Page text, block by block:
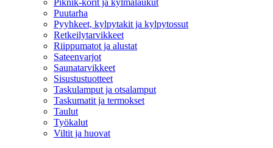
Piknik-korit ja kylmälaukut
Puutarha
Pyyhkeet, kylpytakit ja kylpytossut
Retkeilytarvikkeet
Riippumatot ja alustat
Sateenvarjot
Saunatarvikkeet
Sisustustuotteet
Taskulamput ja otsalamput
Taskumatit ja termokset
Taulut
Työkalut
Viltit ja huovat